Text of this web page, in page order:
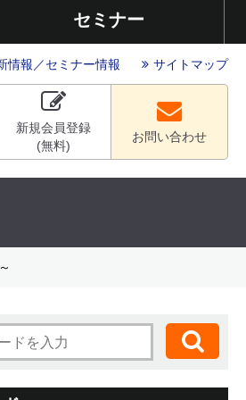
セミナー
情報 ／セミナー情報 サイトマップ
新規会員登録
(無料)
お問い合わせ